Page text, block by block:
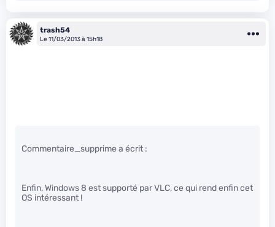
trash54
Le 11/03/2013 à 15h18
Commentaire_supprime a écrit :
Enfin, Windows 8 est supporté par VLC, ce qui rend enfin cet
OS intéressant !